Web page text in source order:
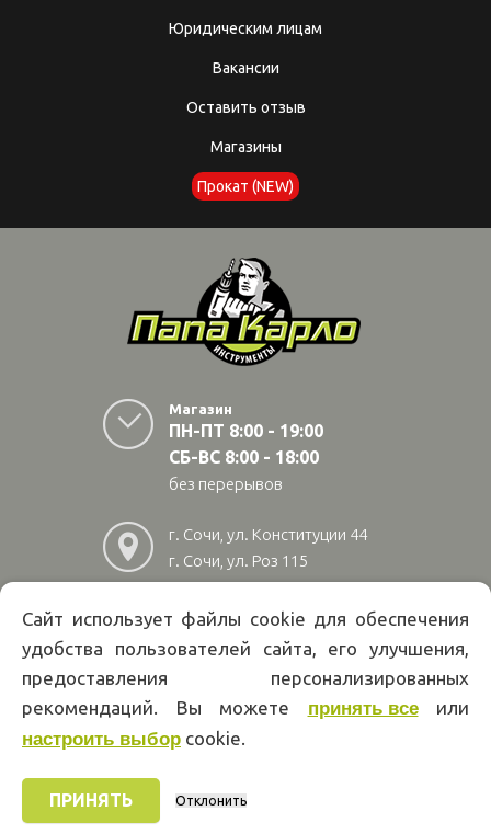
Юридическим лицам
Вакансии
Оставить отзыв
Магазины
Прокат (NEW)
Магазин
ПН-ПТ 8:00 - 19:00
СБ-ВС 8:00 - 18:00
без перерывов
г. Сочи, ул. Конституции 44
г. Сочи, ул. Роз 115
г. Адлер, ул Авиационная
28/10
222 02 01
офертой. Указанные цены действуют только при оформлении заказа
через интернет-магазин papakarlotools.ru.
Сайт использует файлы cookie для обеспечения
удобства пользователей сайта, его улучшения,
предоставления персонализированных
рекомендаций. Вы можете принять всеили
настроить выбор cookie.
ПРИНЯТЬ Отклонить